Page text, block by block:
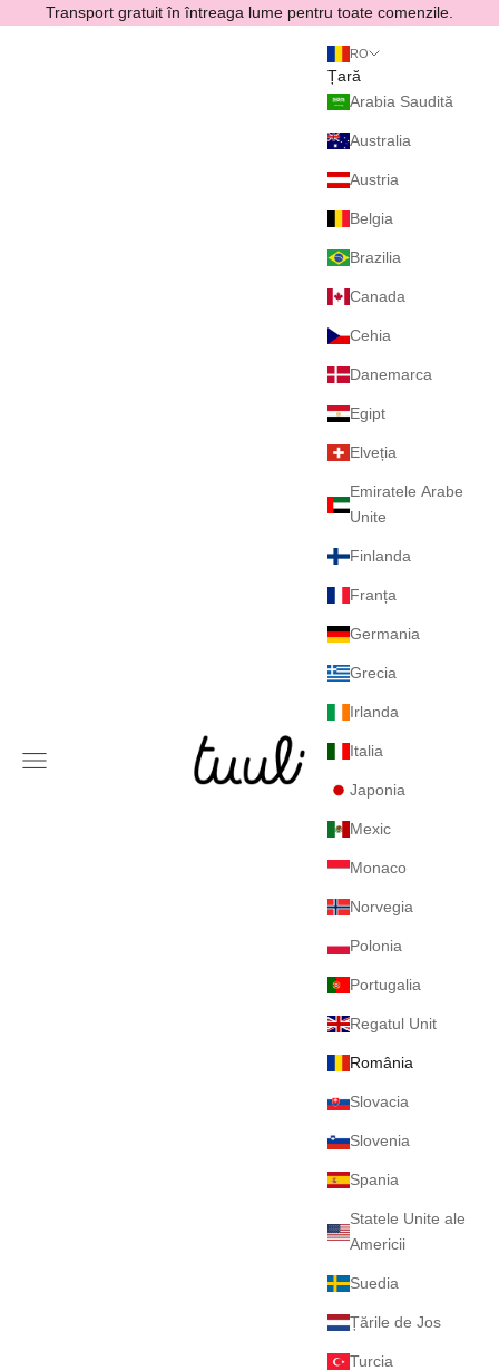
Sari la conținut
Transport gratuit în întreaga lume pentru toate comenzile.
Tuuli GmbH
Meniu
RO
Țară
Arabia Saudită
Australia
Austria
Belgia
Brazilia
Canada
Cehia
Danemarca
Egipt
Elveția
Emiratele Arabe
Unite
Finlanda
Franța
Germania
Grecia
Irlanda
Italia
Japonia
Mexic
Monaco
Norvegia
Polonia
Portugalia
Regatul Unit
România
Slovacia
Slovenia
Spania
Statele Unite ale
Americii
Suedia
Țările de Jos
Turcia